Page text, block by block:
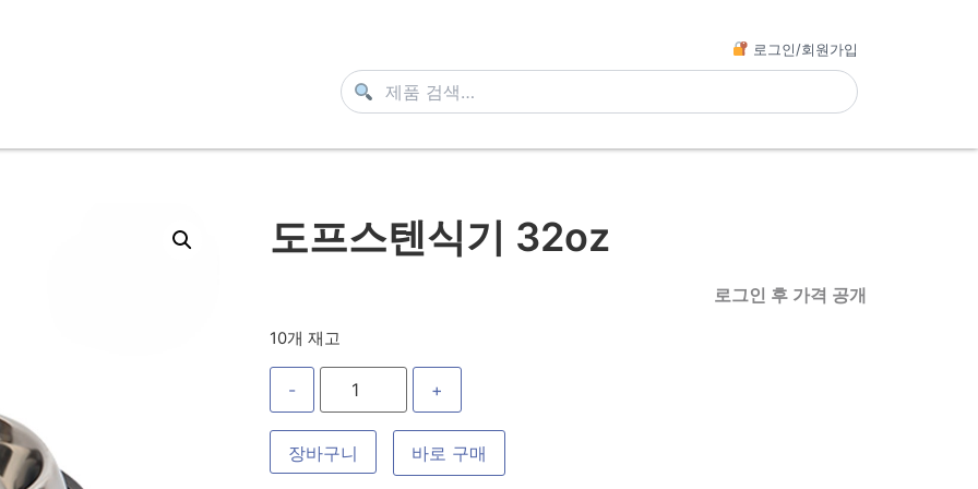
로그인/회원가입
도프스텐식기 32oz
로그인 후 가격 공개
10개 재고
- +
장바구니 바로 구매